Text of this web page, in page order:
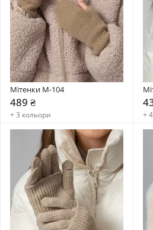
Мітенки M-104
489 ₴
+ 3 кольори +